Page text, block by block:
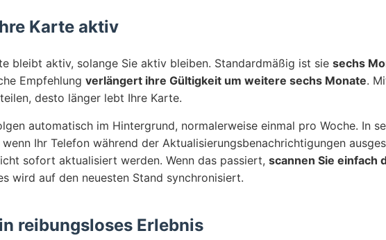
Karte aktiv
bleibt aktiv, solange Sie aktiv bleiben. Standardmäßig ist sie sechs
Empfehlung verlängert ihre Gültigkeit um weitere sechs Monate.
desto länger lebt Ihre Karte.
automatisch im Hintergrund, normalerweise einmal pro Woche. In
wenn Ihr Telefon während der Aktualisierungsbenachrichtigungen
sofort aktualisiert werden. Wenn das passiert, scannen Sie einfach
wird auf den neuesten Stand synchronisiert.
reibungsloses Erlebnis